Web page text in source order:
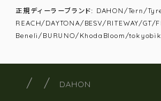
正規ディーラーブランド: DAHON/
REACH/DAYTONA/BESV/RITEWAY/GT/
Beneli/BURUNO/KhodaBloom/
サイト内の現在地
サイクルショップナカゴヤ
DAHON